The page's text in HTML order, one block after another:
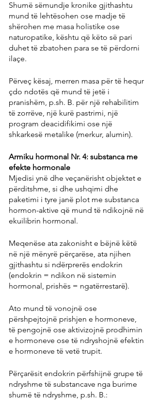
Shumë sëmundje kronike gjithashtu
mund të lehtësohen ose madje të
shërohen me masa holistike ose
naturopatike, kështu që këto së pari
duhet të zbatohen para se të përdorni
ilaçe.
Përveç kësaj, merren masa për të hequr
çdo ndotës që mund të jetë i
pranishëm, p.sh. B. për një rehabilitim
të zorrëve, një kurë pastrimi, një
program deacidifikimi ose një
shkarkesë metalike (merkur, alumin).
Armiku hormonal Nr. 4: substanca me
efekte hormonale
Mjedisi ynë dhe veçanërisht objektet e
përditshme, si dhe ushqimi dhe
paketimi i tyre janë plot me substanca
hormon-aktive që mund të ndikojnë në
ekuilibrin hormonal.
Meqenëse ata zakonisht e bëjnë këtë
në një mënyrë përçarëse, ata njihen
gjithashtu si ndërprerës endokrin
(endokrin = ndikon në sistemin
hormonal, prishës = ngatërrestarë).
Ato mund të vonojnë ose
përshpejtojnë prishjen e hormoneve,
të pengojnë ose aktivizojnë prodhimin
e hormoneve ose të ndryshojnë efektin
e hormoneve të vetë trupit.
Përçarësit endokrin përfshijnë grupe të
ndryshme të substancave nga burime
shumë të ndryshme, p.sh. B.: